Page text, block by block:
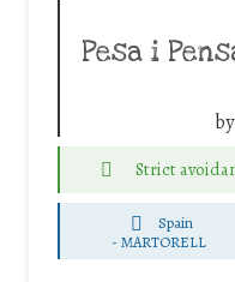
Pesa i
Strict
Spain
-MARTORELL